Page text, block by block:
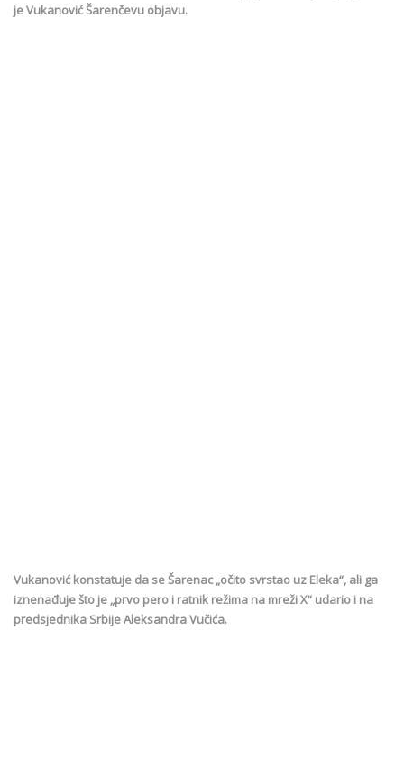
je Vukanović Šarenčevu objavu.
Vukanović konstatuje da se Šarenac „očito svrstao uz Eleka“, ali ga
iznenađuje što je „prvo pero i ratnik režima na mreži X“ udario i na
predsjednika Srbije Aleksandra Vučića.